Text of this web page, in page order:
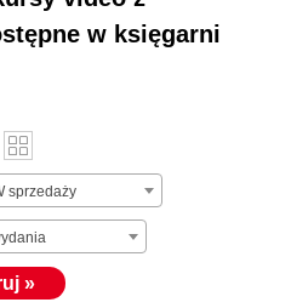
w księgarni
sprzedaży
»